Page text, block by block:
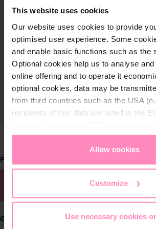
This website uses cookies
Our website uses cookies to provide
optimised user experience. Some
and enable basic functions such as the
Optional cookies help us to analyse
online offering and to operate it
optional cookies, data may be
from third countries such as the USA
recipients of this data are listed in the
appropriate level of data protection.
only allow necessary
access and change your chosen setting
Allow cookies
Customize
Use necessary cookies
Farbe
Größe auswählen